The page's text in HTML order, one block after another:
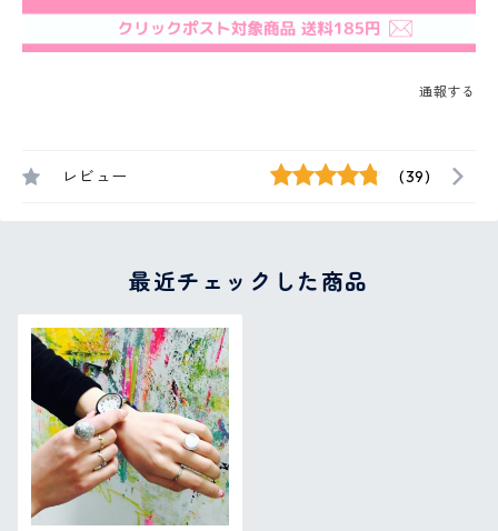
通報する
レビュー (39)
最近チェックした商品